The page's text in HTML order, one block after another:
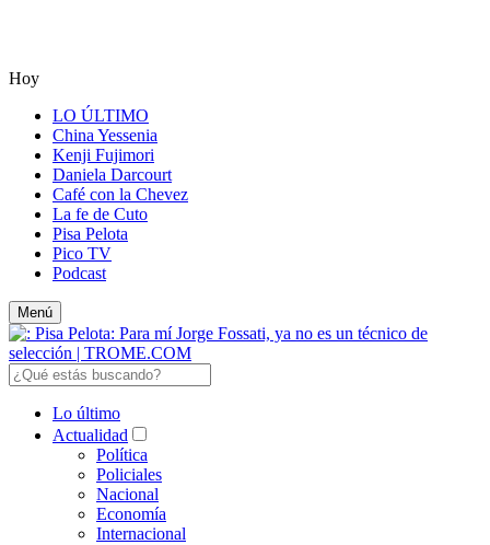
Hoy
LO ÚLTIMO
China Yessenia
Kenji Fujimori
Daniela Darcourt
Café con la Chevez
La fe de Cuto
Pisa Pelota
Pico TV
Podcast
Menú
Lo último
Actualidad
Política
Policiales
Nacional
Economía
Internacional